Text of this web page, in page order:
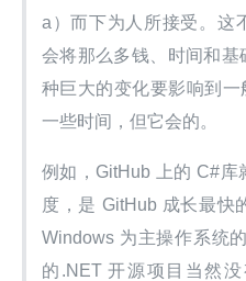
a）而下为人所接受。这
会将那么多钱、时间和
种巨大的变化要影响到
一些时间，但它会的。
例如，GitHub 上的 C#库
度，是 GitHub 成长最快
Windows 为主操作系统
的.NET 开源项目当然